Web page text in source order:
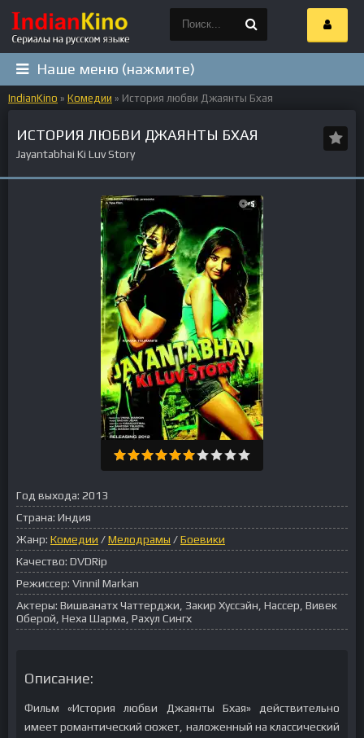
Наше меню (нажмите)
IndianKino » Комедии » История любви Джаянты Бхая
ИСТОРИЯ ЛЮБВИ ДЖАЯНТЫ БХАЯ
Jayantabhai Ki Luv Story
Год выхода: 2013
Страна: Индия
Жанр: Комедии /Мелодрамы /Боевики
Качество: DVDRip
Режиссер: Vinnil Markan
Актеры: Вишванатх Чаттерджи, Закир Хуссэйн, Нассер, Вивек
Оберой, Неха Шарма, Рахул Сингх
Описание:
Фильм «История любви Джаянты Бхая» действительно
имеет романтический сюжет, наложенный на классический